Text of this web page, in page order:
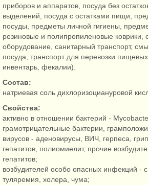
приборов и аппаратов, посуда без
выделений, посуда с остатками пищи,
посуды, предметы личной гигиены,
резиновые и полипропиленовые коврики,
оборудование, санитарный транспорт,
посуда, транспорт для перевозки
инвентарь, фекалии).
Состав:
натриевая соль дихлоризоциануровой
Свойства:
активно в отношении бактерий -
грамотрицательные бактерии,
вирусов - аденовирусы, ВИЧ, герпеса,
гепатитов, полиомиелит, прочие
гепатитов;
возбудителей особо опасных инфекций -
туляремия, холера, чума;